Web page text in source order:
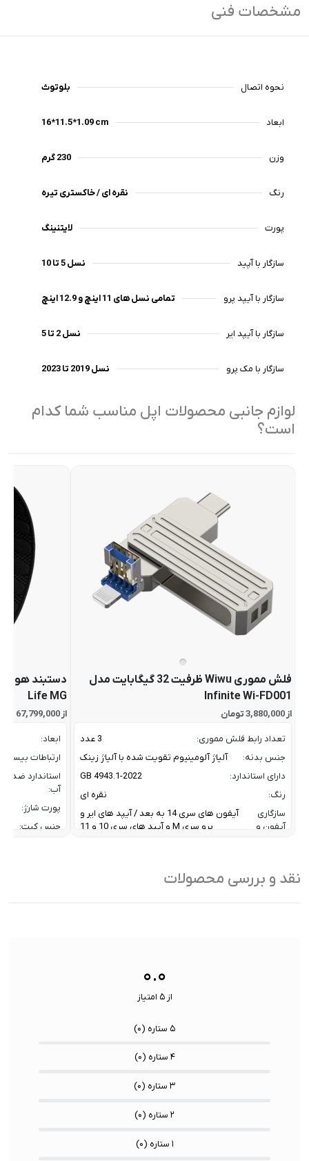
مشخصات فنی
نحوه اتصال بلوتوث
ابعاد 16*11.5*1.09 cm
وزن 230 گرم
رنگ نقره ای / خاکستری تیره
پورت لایتنینگ
سازگار با آپید نسل 5 تا 10
سازگار با آیپد پرو تمامی نسل های 11 اینچ و 12.9 اینچ
سازگار با آیپد ایر نسل 2 تا 5
سازگار با مک پرو نسل 2019 تا 2023
لوازم جانبی محصولات اپل مناسب شما کدام
است؟
فلش مموری Wiwu ظرفیت 32 گیگابایت مدل
Infinite Wi-FD001
از 3,880,000 تومان
تعداد رابط فلش مموری:
3 عدد
جنس بدنه:
آلیاژ آلومینیوم تقویت شده با آلیاژ زینک
دارای استاندارد:
GB 4943.1-2022
رنگ:
نقره ای
سازگاری
آیفون و
آیفون های سری 14 به بعد / آیپد های ایر و
پرو سری M و آیپد های سری 10 و 11
ظرفیت:
Life MG
از 67,799,000 تومان
ابعاد:
ارتباطات بیسیم:
استاندارد ضد
آب:
پورت شارژ:
جنس کیت:
نقد و بررسی محصولات
۰.۰
از ۵ امتیاز
۵ ستاره ( ۰)
۴ ستاره ( ۰)
۳ ستاره ( ۰)
۲ ستاره ( ۰)
۱ ستاره ( ۰)